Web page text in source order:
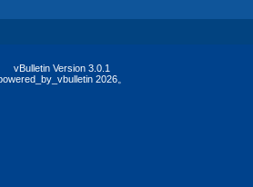
vBulletin Version 3.0.1
2026。